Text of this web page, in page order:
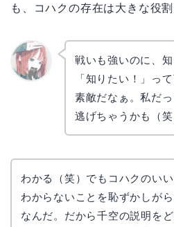
も、コハクの存在は大きな役
戦いも強いのに、
「知りたい！」っ
素敵だなぁ。私だ
逃げちゃうかも（笑
わかる（笑）でもコハクのいい
わからないことを恥ずかしが
なんだ。だから千空の説明を